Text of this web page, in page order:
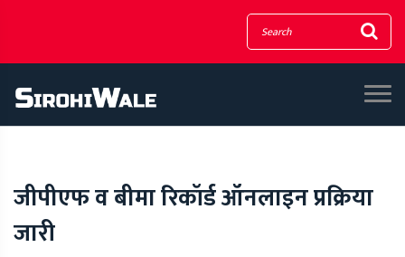
जीपीएफ व बीमा रिकॉर्ड ऑनलाइन प्रक्रिया
जारी